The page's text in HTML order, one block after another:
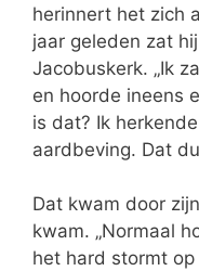
herinnert het zich
jaar geleden zat
Jacobuskerk. „Ik
en hoorde ineens
is dat? Ik
aardbeving. Dat
Dat kwam door
kwam. „Normaal
het hard stormt